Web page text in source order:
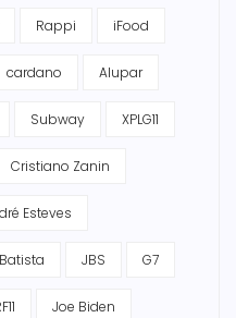
Rappi iFood
cardano Alupar
Subway XPLG11
Cristiano Zanin
Esteves
JBS G7
Joe Biden